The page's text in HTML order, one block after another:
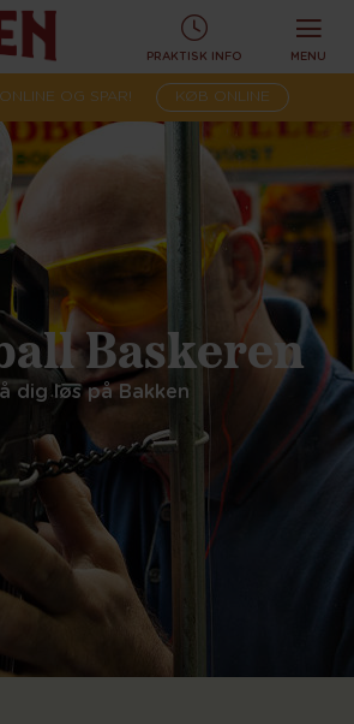
Baskeren
dig løs på Bakken
PRAKTISK INFO MENU
OG SPAR! KØB ONLINE